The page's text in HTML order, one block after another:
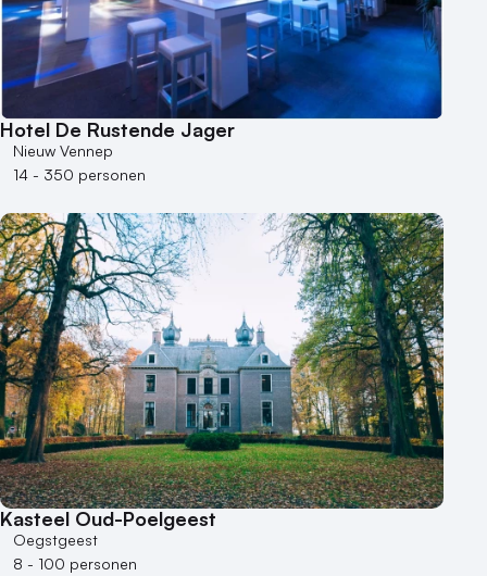
Hotel De Rustende Jager
Nieuw Vennep
14 - 350 personen
Kasteel Oud-Poelgeest
Oegstgeest
8 - 100 personen